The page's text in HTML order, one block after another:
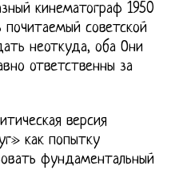
кинематограф 1950
советской
неоткуда, оба Они
ответственны за
версия
как попытку
фундаментальный